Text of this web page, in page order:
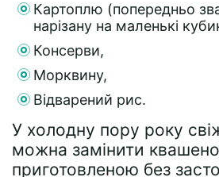
Картоплю (попередньо
нарізану на маленькі
Консерви,
Морквину,
Відварений рис.
У холодну пору року
можна замінити
приготовленою без